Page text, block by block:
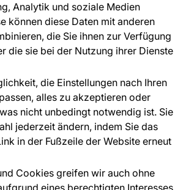
Analytik und soziale Medien
können diese Daten mit anderen
die Sie ihnen zur Verfügung
die sie bei der Nutzung ihrer Dienste
die Einstellungen nach Ihren
alles zu akzeptieren oder
nicht unbedingt notwendig ist. Sie
jederzeit ändern, indem Sie das
in der Fußzeile der Website erneut
Cookies greifen wir auch ohne
eines berechtigten Interesses
Wir helfen Ihnen gerne weiter
geleistet von: